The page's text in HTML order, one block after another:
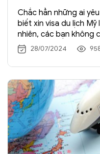
Chắc hẳn những ai
biết xin visa du lịch Mỹ
nhiên, các bạn không
Tràng An Travel chia
bạn sẽ thành công.
cẩn thận […] Xem →
28/07/2024